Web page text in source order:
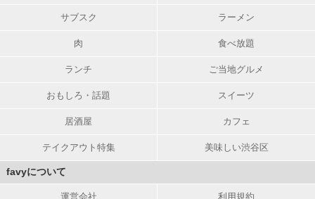
サブスク ラーメン
肉 食べ放題
ランチ ご当地グルメ
おもしろ・話題 スイーツ
居酒屋 カフェ
テイクアウト特集 美味しい渋谷区
favyについて
運営会社 利用規約